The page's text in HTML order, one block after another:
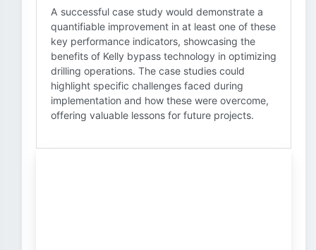
A successful case study would demonstrate a
quantifiable improvement in at least one of these
key performance indicators, showcasing the
benefits of Kelly bypass technology in optimizing
drilling operations. The case studies could
highlight specific challenges faced during
implementation and how these were overcome,
offering valuable lessons for future projects.